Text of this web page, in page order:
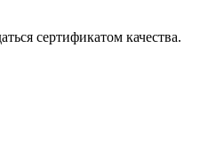
сертификатом качества.